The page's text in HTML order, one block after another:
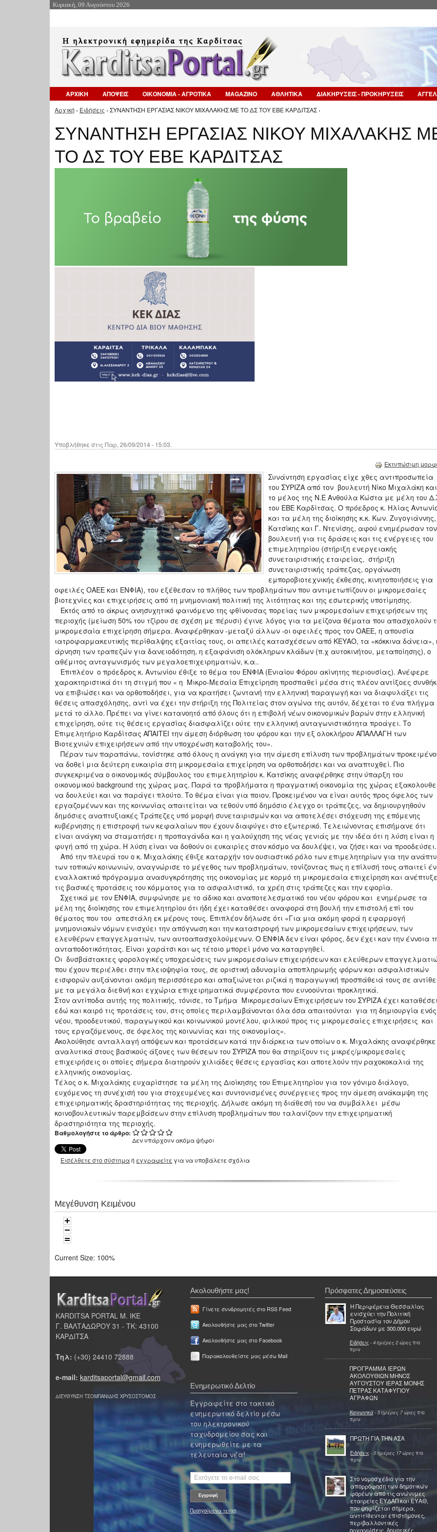
Κυριακή, 09 Αυγούστου 2026
ΑΡΧΙΚΗ ΑΠΟΨΕΙΣ ΟΙΚΟΝΟΜΙΑ - ΑΓΡΟΤΙΚΑ MAGAZINO ΑΘΛΗΤΙΚΑ ΔΙΑΚΗΡΥΞΕΙΣ - ΠΡΟΚΗΡΥΞΕΙΣ
Είστε εδώ
Αρχική › Ειδήσεις › ΣΥΝΑΝΤΗΣΗ ΕΡΓΑΣΙΑΣ ΝΙΚΟΥ ΜΙΧΑΛΑΚΗΣ ΜΕ ΤΟ ΔΣ ΤΟΥ ΕΒΕ ΚΑΡΔΙΤΣΑΣ ›
ΣΥΝΑΝΤΗΣΗ ΕΡΓΑΣΙΑΣ ΝΙΚΟΥ ΜΙΧΑΛΑΚΗΣ
ΤΟ ΔΣ ΤΟΥ ΕΒΕ ΚΑΡΔΙΤΣΑΣ
Υποβλήθηκε στις Παρ, 26/09/2014 - 15:03.
Εκτυπώσιμη
Συνάντηση εργασίας είχε χθες αντιπροσωπεία
του ΣΥΡΙΖΑ από τον βουλευτή Νίκο Μιχαλάκη και
το μέλος της Ν.Ε Ανθούλα Κώστα με μέλη του
του ΕΒΕ Καρδίτσας. Ο πρόεδρος κ. Ηλίας
και τα μέλη της διοίκησης κ.κ. Κων.
Κατσίκης και Γ. Ντενίσης, αφού ενημέρωσαν τον
βουλευτή για τις δράσεις και τις ενέργειες του
επιμελητηρίου (στήριξη ενεργειακής
συνεταιριστικής εταιρείας, στήριξη
συνεταιριστικής τράπεζας, οργάνωση
εμποροβιοτεχνικής έκθεσης, κινητοποιήσεις για
οφειλές ΟΑΕΕ και ΕΝΦΙΑ), του εξέθεσαν το πλήθος των προβλημάτων που αντιμετωπίζουν οι μικρομεσαίες
βιοτεχνίες και επιχειρήσεις από τη μνημονιακή πολιτική της λιτότητας και της εσωτερικής υποτίμησης.
Εκτός από το άκρως ανησυχητικό φαινόμενο της φθίνουσας πορείας των μικρομεσαίων επιχειρήσεων της
περιοχής (μείωση 50% του τζίρου σε σχέση με πέρυσι) έγινε λόγος για τα μείζονα θέματα που απασχολούν
μικρομεσαία επιχείρηση σήμερα. Αναφέρθηκαν -μεταξύ άλλων -οι οφειλές προς τον ΟΑΕΕ, η απουσία
ιατροφαρμακευτικής περίθαλψης εξαιτίας τους, οι απειλές κατασχέσεων από ΚΕΥΑΟ, τα «κόκκινα δάνεια»,
άρνηση των τραπεζών για δανειοδότηση, η εξαφάνιση ολόκληρων κλάδων (π.χ αυτοκινήτου, μεταποίησης), ο
αθέμιτος ανταγωνισμός των μεγαλοεπιχειρηματιών, κ.α..
Επιπλέον ο πρόεδρος κ. Αντωνίου έθιξε το θέμα του ΕΝΦΙΑ (Ενιαίου Φόρου ακίνητης περιουσίας). Ανέφερε
χαρακτηριστικά ότι τη στιγμή που « η Μικρο-Μεσαία Επιχείρηση προσπαθεί μέσα στις πλέον αντίξοες
να επιβιώσει και να ορθοποδήσει, για να κρατήσει ζωντανή την ελληνική παραγωγή και να διαφυλάξει τις
θέσεις απασχόλησης, αντί να έχει την στήριξη της Πολιτείας στον αγώνα της αυτόν, δέχεται το ένα πλήγμα
μετά το άλλο. Πρέπει να γίνει κατανοητό από όλους ότι η επιβολή νέων οικονομικών βαρών στην ελληνική
επιχείρηση, ούτε τις θέσεις εργασίας διασφαλίζει ούτε την ελληνική ανταγωνιστικότητα προάγει. Το
Επιμελητήριο Καρδίτσας ΑΠΑΙΤΕΙ την άμεση διόρθωση του φόρου και την εξ ολοκλήρου ΑΠΑΛΛΑΓΗ των
Βιοτεχνιών επιχειρήσεων από την υποχρέωση καταβολής του».
Πέραν των παραπάνω, τονίστηκε από όλους η ανάγκη για την άμεση επίλυση των προβλημάτων
να δοθεί μια δεύτερη ευκαιρία στη μικρομεσαία επιχείρηση να ορθοποδήσει και να αναπτυχθεί. Πιο
συγκεκριμένα ο οικονομικός σύμβουλος του επιμελητηρίου κ. Κατσίκης αναφέρθηκε στην ύπαρξη του
οικονομικού background της χώρας μας. Παρά τα προβλήματα η πραγματική οικονομία της χώρας
να δουλεύει και να παράγει πλούτο. Το θέμα είναι για ποιον. Προκειμένου να είναι αυτός προς όφελος των
εργαζομένων και της κοινωνίας απαιτείται να τεθούν υπό δημόσιο έλεγχο οι τράπεζες, να δημιουργηθούν
δημόσιες αναπτυξιακές Τράπεζες υπό μορφή συνεταιρισμών και να αποτελέσει στόχευση της επόμενης
κυβέρνησης η επιστροφή των κεφαλαίων που έχουν διαφύγει στο εξωτερικό. Τελειώνοντας επισήμανε ότι
είναι ανάγκη να σταματήσει η προπαγάνδα και η γαλούχηση της νέας γενιάς με την ιδέα ότι η λύση είναι η
φυγή από τη χώρα. Η λύση είναι να δοθούν οι ευκαιρίες στον κόσμο να δουλέψει, να ζήσει και να προοδεύσει.
Από την πλευρά του ο κ. Μιχαλάκης έθιξε καταρχήν τον ουσιαστικό ρόλο των επιμελητηρίων για την
των τοπικών κοινωνιών, αναγνώρισε το μέγεθος των προβλημάτων, τονίζοντας πως η επίλυσή τους απαιτεί
εναλλακτικό πρόγραμμα ανασυγκρότησης της οικονομίας με κορμό τη μικρομεσαία επιχείρηση και ανέπτυξε
τις βασικές προτάσεις του κόμματος για το ασφαλιστικό, τα χρέη στις τράπεζες και την εφορία.
Σχετικά με τον ΕΝΦΙΑ, συμφώνησε με το άδικο και αναποτελεσματικό του νέου φόρου και ενημέρωσε τα
μέλη της διοίκησης του επιμελητηρίου ότι ήδη έχει καταθέσει αναφορά στη βουλή την επιστολή επί του
θέματος που του απεστάλη εκ μέρους τους. Επιπλέον δήλωσε ότι «Για μια ακόμη φορά η εφαρμογή
μνημονιακών νόμων ενισχύει την απόγνωση και την καταστροφή των μικρομεσαίων επιχειρήσεων, των
ελευθέρων επαγγελματιών, των αυτοαπασχολούμενων. Ο ΕΝΦΙΑ δεν είναι φόρος, δεν έχει καν την έννοια
ανταποδοτικότητας. Είναι χαράτσι και ως τέτοιο μπορεί μόνο να καταργηθεί.
Οι δυσβάστακτες φορολογικές υποχρεώσεις των μικρομεσαίων επιχειρήσεων και ελεύθερων
που έχουν περιέλθει στην πλειοψηφία τους, σε οριστική αδυναμία αποπληρωμής φόρων και ασφαλιστικών
εισφορών αυξάνονται ακόμη περισσότερο και απαξιώνεται ριζικά η παραγωγική προσπάθειά τους σε
με τα μεγάλα διεθνή και εγχώρια επιχειρηματικά συμφέροντα που ευνοούνται προκλητικά.
Στον αντίποδα αυτής της πολιτικής, τόνισε, το Τμήμα Μικρομεσαίων Επιχειρήσεων του ΣΥΡΙΖΑ έχει καταθέσει
εδώ και καιρό τις προτάσεις του, στις οποίες περιλαμβάνονται όλα όσα απαιτούνται για τη δημιουργία ενός
νέου, προοδευτικού, παραγωγικού και κοινωνικού μοντέλου, φιλικού προς τις μικρομεσαίες επιχειρήσεις και
τους εργαζόμενους, σε όφελος της κοινωνίας και της οικονομίας».
Ακολούθησε ανταλλαγή απόψεων και προτάσεων κατά την διάρκεια των οποίων ο κ. Μιχαλάκης αναφέρθηκε
αναλυτικά στους βασικούς άξονες των θέσεων του ΣΥΡΙΖΑ που θα στηρίξουν τις μικρές/μικρομεσαίες
επιχειρήσεις οι οποίες σήμερα διατηρούν χιλιάδες θέσεις εργασίας και αποτελούν την ραχοκοκαλιά της
ελληνικής οικονομίας.
Τέλος ο κ. Μιχαλάκης ευχαρίστησε τα μέλη της Διοίκησης του Επιμελητηρίου για τον γόνιμο διάλογο,
ευχόμενος τη συνέχισή του για στοχευμένες και συντονισμένες συνέργειες προς την άμεση ανάκαμψη της
επιχειρηματικής δραστηριότητας της περιοχής. Δήλωσε ακόμη τη διάθεσή του να συμβάλλει μέσω
κοινοβουλευτικών παρεμβάσεων στην επίλυση προβλημάτων που ταλανίζουν την επιχειρηματική
δραστηριότητα της περιοχής.
Βαθμολογήστε το άρθρο:
Δεν υπάρχουν ακόμα ψήφοι
Εισέλθετε στο σύστημαή εγγραφείτε για να υποβάλετε σχόλια
Μεγέθυνση Κειμένου
Current Size: 100%
KARDITSA PORTAL Μ. ΙΚΕ
Γ. ΒΑΛΤΑΔΩΡΟΥ 31 - ΤΚ: 43100
ΚΑΡΔΙΤΣΑ
Τηλ: (+30) 24410 72888
e-mail: karditsaportal@gmail.com
ΔΙΕΥΘΥΝΣΗ ΤΣΟΜΠΑΝΙΔΗΣ ΧΡΥΣΟΣΤΟΜΟΣ
Ακολουθήστε μας!
Γίνετε συνδρομητές στο RSS Feed
Ακολουθήστε μας στο Twitter
Ακολουθήστε μας στο Facebook
Παρακολουθείστε μας μέσω Mail
Ενημερωτικό Δελτίο
Εγγραφείτε στο τακτικό
ενημερωτικό δελτίο μέσω
του ηλεκτρονικού
ταχυδρομείου σας και
ενημερωθείτε με τα
τελευταία νέα!
Προηγούμενα τεύχη
Πρόσφατες Δημοσιεύσεις
Η Περιφέρεια Θεσσαλίας
ενισχύει την Πολιτική
Προστασία του Δήμου
Σοφάδων με 300.000 ευρώ
Ειδήσεις - 4 ημέρες 2 ώρες πιο
πριν
ΠΡΟΓΡΑΜΜΑ ΙΕΡΩΝ
ΑΚΟΛΟΥΘΙΩΝ ΜΗΝΟΣ
ΑΥΓΟΥΣΤΟΥ ΙΕΡΑΣ ΜΟΝΗΣ
ΠΕΤΡΑΣ ΚΑΤΑΦΥΓΙΟΥ
ΑΓΡΑΦΩΝ
Κοινωνικά - 5 ημέρες 7 ώρες πιο
πριν
ΠΡΩΤΗ ΓΙΑ ΤΗΝ ΑΣΑ
Ειδήσεις - 5 ημέρες 17 ώρες πιο
πριν
Στο νομοσχέδιο για την
απορρόφηση των δημοτικών
φορέων από τις ανώνυμες
εταιρείες ΕΥΔΑΠ και ΕΥΑΘ,
που ψηφίζεται σήμερα,
αντιτίθενται επιστήμονες,
περιβαλλοντικές
οργανώσεις, δημοτικές